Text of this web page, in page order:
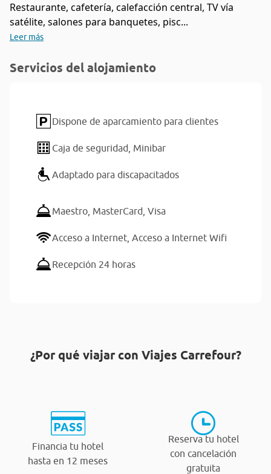
Restaurante, cafetería, calefacción central, TV vía
satélite, salones para banquetes, pisc...
Leer más
Servicios del alojamiento
Dispone de aparcamiento para clientes
Caja de seguridad, Minibar
Adaptado para discapacitados
Maestro, MasterCard, Visa
Acceso a Internet, Acceso a Internet Wifi
Recepción 24 horas
¿Por qué viajar con Viajes Carrefour?
Financia tu hotel
hasta en 12 meses
Reserva tu hotel
con cancelación
gratuita